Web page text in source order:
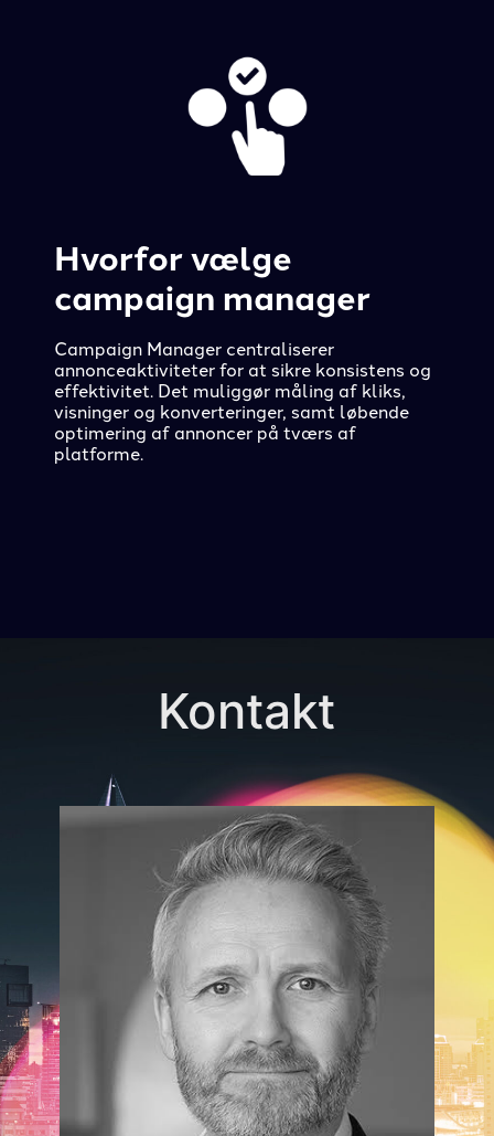
Hvorfor vælge
campaign manager
Campaign Manager centraliserer
annonceaktiviteter for at sikre konsistens og
effektivitet. Det muliggør måling af kliks,
visninger og konverteringer, samt løbende
optimering af annoncer på tværs af
platforme.
Kontakt